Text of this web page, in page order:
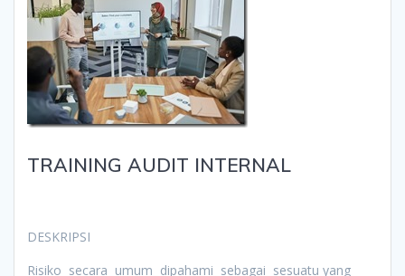
TRAINING AUDIT INTERNAL
DESKRIPSI
Risiko secara umum dipahami sebagai sesuatu yang